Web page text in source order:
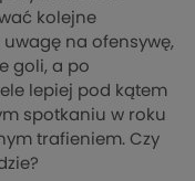
kolejne
na ofensywę,
goli, a po
lepiej pod kątem
spotkaniu w roku
trafieniem. Czy